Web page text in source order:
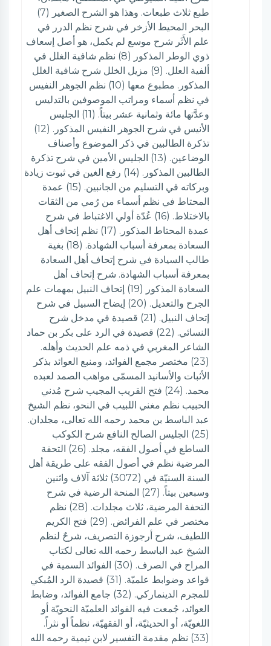
طبع ثلاث طبعات. وهذا هو الشرح الصغير (7)
البحر المحيط الأزخر في شرح نظم الدرر في
علم الأَثَر شرح موسع لم يكمل، هو أصل إسعاف
ذوي الوطر المذكور (8) نظم شافية الغلل في
ألفية العلل. (9) مزيل الخلل شرح شافية الغلل
المذكور. مطبوع معها (10) نظم الجوهر النفيس
في نظم أسماء ومراتب الموصوفين بالتدليس
وعدَّتها مائة وثمانية عشر بيتاً. (11) الجليس
الأنيس في شرح الجوهر النفيس المذكور. (12)
تذكرة الطالبين في ذكر الموضوع وأصناف
الوضاعين. (13) الجليس الأمين في شرح تذكرة
الطالبين المذكور. (14) رفع الغين في ثبوت زيادة
وبركاته في التسليم من الجانبين. (15) عمدة
المحتاط في نظم أسماء من رُمي من الثقات
بالاختلاط. (16) عُدّة أولي الاغتباط في شرح
عمدة المحتاط المذكور. (17) نظم إتحاف أهل
السعادة بمعرفة أسباب الشهادة. (18) بغية
طالب السيادة في شرح إتحاف أهل السعادة
بمعرفة أسباب الشهادة. شرح إتحاف أهل
السعادة المذكور (19) إتحاف النبيل بمهمات علم
الجرح والتعديل. (20) إيضاح السبيل في شرح
إتحاف النبيل. (21) قصيدة في مدخل شرح
النسائي. (22) قصيدة في الرد على بكر بن حماد
الشاعر المغربي في ذمه علم الحديث وأهله.
(23) مختصر مجمع الفوائد، ومنبع العوائد بذكر
الأثبات والأسانيد المسمّى مواهب الصمد لعبده
محمد. (24) فتح القريب المجيب شرح مُدني
الحبيب نظم مغني اللبيب في النحو، نظم الشيخ
عبد الباسط بن محمد رحمه الله تعالى، مجلدان.
(25) الجليس الصالح النافع شرح الكوكب
الساطع في أصول الفقه، مجلد. (26) التحفة
المرضية نظم في أصول الفقه على طريقة أهل
السنة السنيّة في (3072) ثلاثة آلاف واثنين
وسبعين بيتاً. (27) المنحة الرضية في شرح
التحفة المرضية، ثلاث مجلدات. (28) نظم
مختصر في علم الفرائض. (29) فتح الكريم
اللطيف، شرح أرجوزة التصريف، شرحٌ لنظم
الشيخ عبد الباسط رحمه الله تعالى لكتاب
المراح في الصرف. (30) الفوائد السمية في
قواعد وضوابط علميّة. (31) قصيدة الرد المُبكي
للمجرم الدينماركي. (32) جامع الفوائد، وضابط
العوائد، جُمعت فيه الفوائد العلميّة النحويّة أو
اللغويّة، أو الحديثيّة، أو الفقهيّة، نظماً أو نثراً.
(33) نظم مقدمة التفسير لابن تيمية رحمه الله